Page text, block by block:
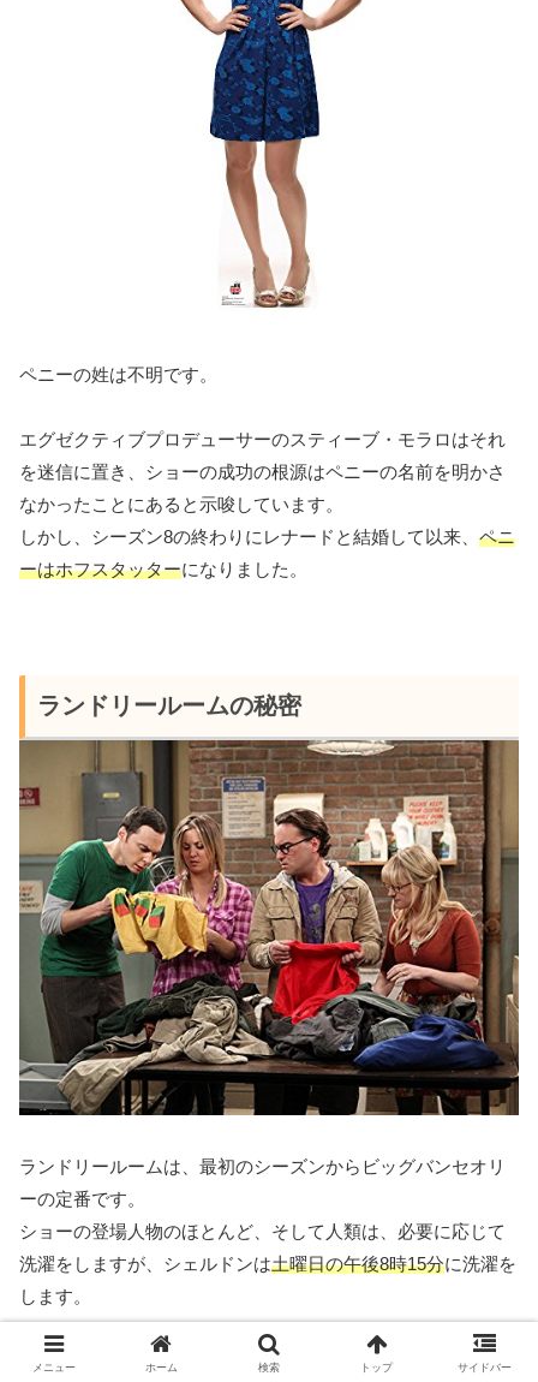
ペニーの姓は不明です。
エグゼクティブプロデューサーのスティーブ・モラロはそれ
を迷信に置き、ショーの成功の根源はペニーの名前を明かさ
なかったことにあると示唆しています。
しかし、シーズン8の終わりにレナードと結婚して以来、 ペニ
ーはホフスタッターになりました。
ランドリールームの秘密
ランドリールームは、最初のシーズンからビッグバンセオリ
ーの定番です。
ショーの登場人物のほとんど、そして人類は、必要に応じて
洗濯をしますが、シェルドンは土曜日の午後8時15分に洗濯を
します。
ランドリールームをよく見ると、シェルドンだけが風変わり
メニュー ホーム 検索 トップ サイドバー